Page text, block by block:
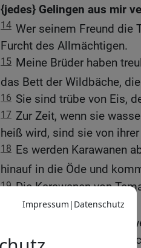
{jedes} Gelingen aus mir
14 Wer seinem Freund die
Furcht des Allmächtigen.
15 Meine Brüder haben
das Bett der Wildbäche,
16 Sie sind trübe von Eis,
17 Zur Zeit, wenn sie
heiß wird, sind sie von
18 Es werden Karawanen
hinauf in die Öde und
19 Die Karawanen von
von Saba hofften auf sie.
Sie wurden beschämt,
kamen hin und wurden